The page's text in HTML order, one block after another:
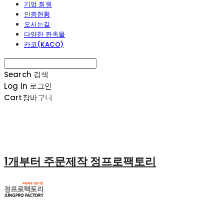
기업 회원
인증현황
오시는길
다양한 판촉물
카코(KACO)
Search 검색
Log In 로그인
Cart장바구니
1개부터 주문제작 정프로팩토리